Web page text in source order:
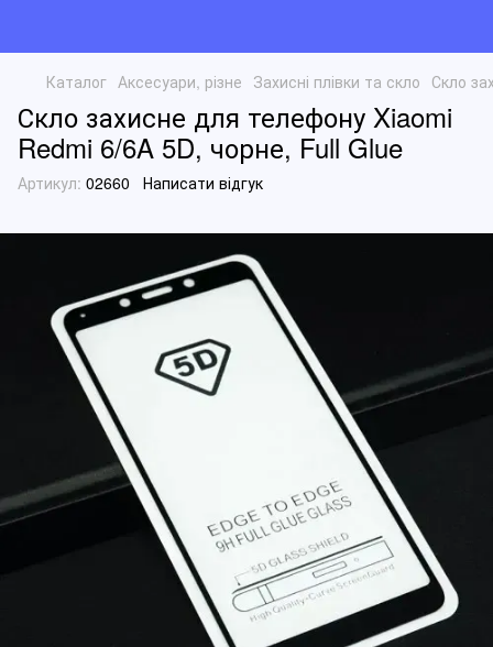
Каталог Аксесуари, різне Захисні плівки та скло Скло
Скло захисне для телефону Xiaomi
Redmi 6/6A 5D, чорне, Full Glue
Артикул: 02660 Написати відгук